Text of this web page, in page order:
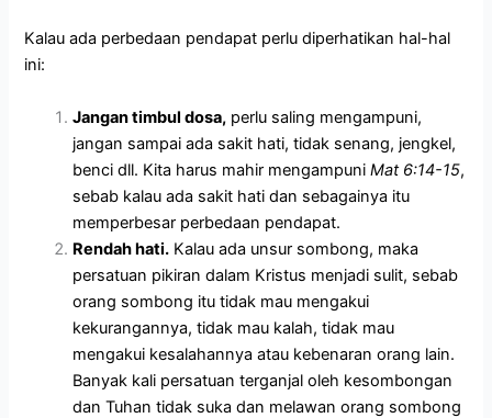
Kalau ada perbedaan pendapat perlu diperhatikan hal-hal
ini:
Jangan timbul dosa, perlu saling mengampuni,
jangan sampai ada sakit hati, tidak senang, jengkel,
benci dll. Kita harus mahir mengampuniMat 6:14-15,
sebab kalau ada sakit hati dan sebagainya itu
memperbesar perbedaan pendapat.
Rendah hati. Kalau ada unsur sombong, maka
persatuan pikiran dalam Kristus menjadi sulit, sebab
orang sombong itu tidak mau mengakui
kekurangannya, tidak mau kalah, tidak mau
mengakui kesalahannya atau kebenaran orang lain.
Banyak kali persatuan terganjal oleh kesombongan
dan Tuhan tidak suka dan melawan orang sombong